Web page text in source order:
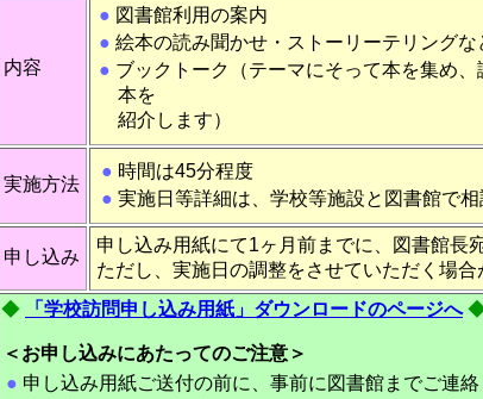
内容
● 図書館利用の案内
● 絵本の読み聞かせ・ストーリーテリングな
● ブックトーク（テーマにそって本を集め
本を
紹介します）
実施方法
● 時間は45分程度
● 実施日等詳細は、学校等施設と図書館で相
申し込み
申し込み用紙にて1ヶ月前までに、図書館長
ただし、実施日の調整をさせていただく場合
◆
「学校訪問申し込み用紙」ダウンロードのページへ
＜お申し込みにあたってのご注意＞
● 申し込み用紙ご送付の前に、事前に図書館までご連絡